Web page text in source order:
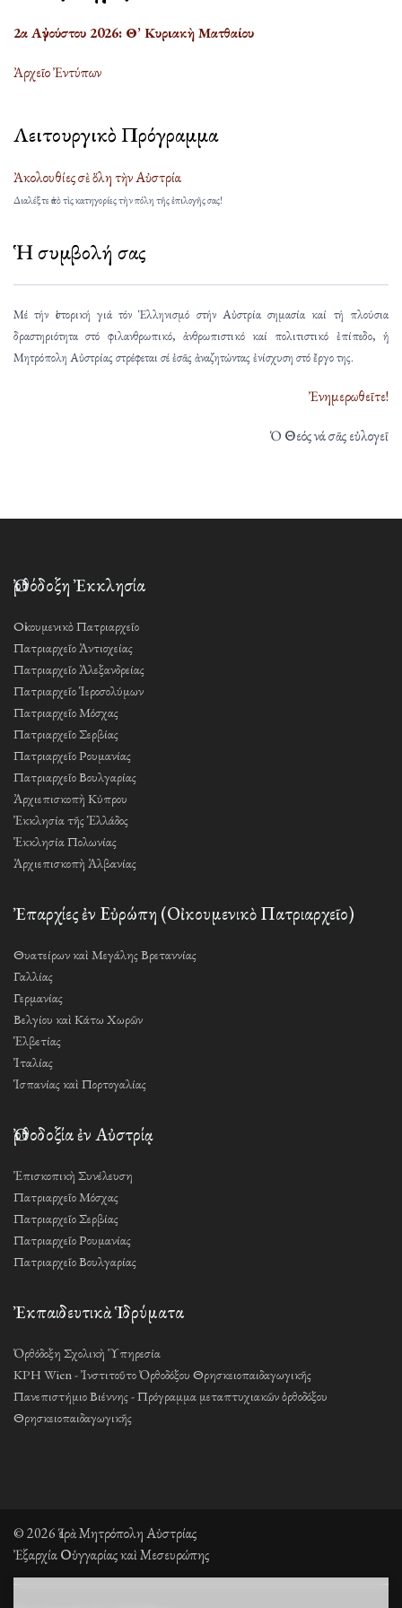
2α Αὐγούστου 2026: Θ’ Κυριακὴ Ματθαίου
Ἀρχεῖο Ἐντύπων
Λειτουργικὸ Πρόγραμμα
Ἀκολουθίες σὲ ὅλη τὴν Αὐστρία
Διαλέξτε ἀπὸ τὶς κατηγορίες τὴν πόλη τῆς ἐπιλογῆς σας!
Ἡ συμβολή σας
Μέ τήν ἱστορική γιά τόν Ἑλληνισμό στήν Αὐστρία σημασία καί τή πλούσια
δραστηριότητα στό φιλανθρωπικό, ἀνθρωπιστικό καί πολιτιστικό ἐπίπεδο, ἡ
Μητρόπολη Αὐστρίας στρέφεται σέ ἐσᾶς ἀναζητώντας ἐνίσχυση στό ἔργο της.
Ἐνημερωθεῖτε!
Ὁ Θεός νά σᾶς εὐλογεῖ
Ὀρθόδοξη Ἐκκλησία
Οἰκουμενικὸ Πατριαρχεῖο
Πατριαρχεῖο Ἀντιοχείας
Πατριαρχεῖο Ἀλεξανδρείας
Πατριαρχεῖο Ἱεροσολύμων
Πατριαρχεῖο Μόσχας
Πατριαρχεῖο Σερβίας
Πατριαρχεῖο Ρουμανίας
Πατριαρχεῖο Βουλγαρίας
Ἀρχιεπισκοπὴ Κύπρου
Ἐκκλησία τῆς Ἑλλάδος
Ἐκκλησία Πολωνίας
Ἀρχιεπισκοπὴ Ἀλβανίας
Ἐπαρχίες ἐν Εὐρώπη (Οἰκουμενικὸ Πατριαρχεῖο)
Θυατείρων καὶ Μεγάλης Βρεταννίας
Γαλλίας
Γερμανίας
Βελγίου καὶ Κάτω Χωρῶν
Ἑλβετίας
Ἰταλίας
Ἱσπανίας καὶ Πορτογαλίας
Ὀρθοδοξία ἐν Αὐστρίᾳ
Ἐπισκοπικὴ Συνέλευση
Πατριαρχεῖο Μόσχας
Πατριαρχεῖο Σερβίας
Πατριαρχεῖο Ρουμανίας
Πατριαρχεῖο Βουλγαρίας
Ἐκπαιδευτικὰ Ἱδρύματα
Ὀρθόδοξη Σχολικὴ Ὑπηρεσία
KPH Wien - Ἰνστιτοῦτο Ὀρθοδόξου Θρησκειοπαιδαγωγικῆς
Πανεπιστήμιο Βιέννης - Πρόγραμμα μεταπτυχιακῶν ὀρθοδόξου
Θρησκειοπαιδαγωγικῆς
© 2026 Ἱερὰ Μητρόπολη Αὐστρίας
Ἐξαρχία Οὑγγαρίας καὶ Μεσευρώπης